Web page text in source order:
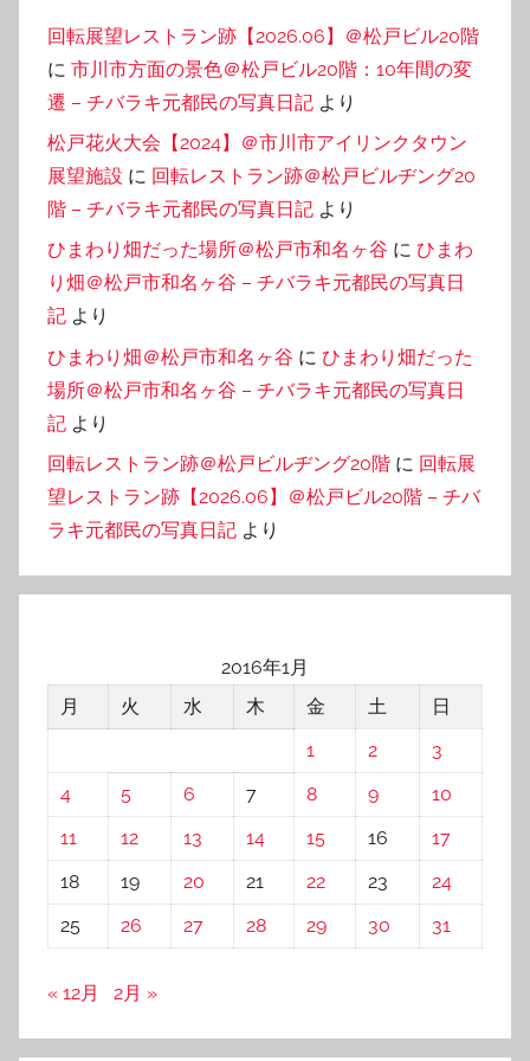
回転展望レストラン跡【2026.06】＠松戸ビル20階
に 市川市方面の景色＠松戸ビル20階：10年間の変
遷 – チバラキ元都民の写真日記 より
松戸花火大会【2024】＠市川市アイリンクタウン
展望施設 に 回転レストラン跡＠松戸ビルヂング20
階 – チバラキ元都民の写真日記 より
ひまわり畑だった場所＠松戸市和名ヶ谷 に ひまわ
り畑＠松戸市和名ヶ谷 – チバラキ元都民の写真日
記 より
ひまわり畑＠松戸市和名ヶ谷 に ひまわり畑だった
場所＠松戸市和名ヶ谷 – チバラキ元都民の写真日
記 より
回転レストラン跡＠松戸ビルヂング20階 に 回転展
望レストラン跡【2026.06】＠松戸ビル20階 – チバ
ラキ元都民の写真日記 より
2016年1月
月
火 水 木 金 土
日
1
2
3
4
5 6 7 8 9
10
11
12 13 14 15 16
17
18
19 20 21 22 23
24
25
26 27 28 29 30 31
« 12月 2月 »